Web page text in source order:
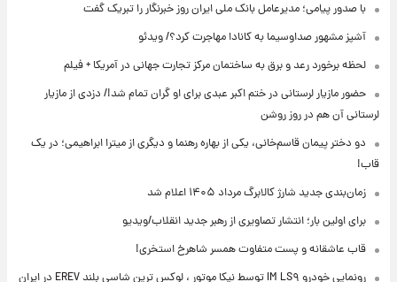
با صدور پیامی؛ مدیرعامل بانک ملی ایران روز خبرنگار را تبریک گفت
آشپز مشهور صداوسیما به کانادا مهاجرت کرد؟/ ویدئو
لحظه برخورد رعد و برق به ساختمان مرکز تجارت جهانی در آمریکا + فیلم
حضور مازیار لرستانی در ختم اکبر عبدی برای او گران تمام شد!/ دزدی از مازیار
لرستانی آن هم در روز روشن
دو دختر پیمان قاسم‌خانی، یکی از بهاره رهنما و دیگری از میترا ابراهیمی؛ در یک
قاب!
زمان‌بندی جدید شارژ کالابرگ مرداد ۱۴۰۵ اعلام شد
برای اولین بار؛ انتشار تصاویری از رهبر جدید انقلاب/ویدیو
قاب عاشقانه و پست متفاوت همسر شاهرخ استخری!
رونمایی خودرو IM LS۹ توسط نیکا موتور ، لوکس ترین شاسی بلند EREV در ایران